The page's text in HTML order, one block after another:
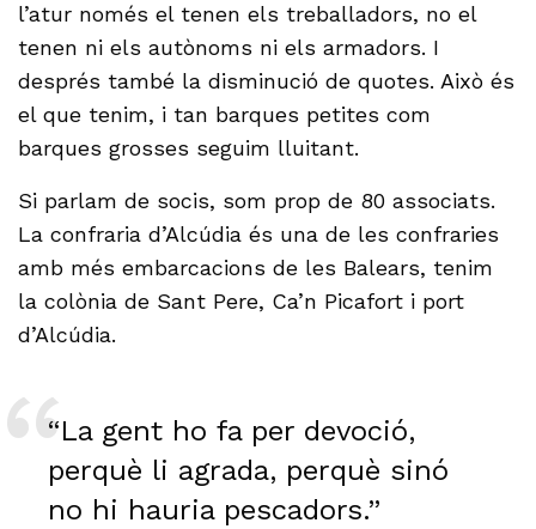
l’atur només el tenen els treballadors, no el
tenen ni els autònoms ni els armadors. I
després també la disminució de quotes. Això és
el que tenim, i tan barques petites com
barques grosses seguim lluitant.
Si parlam de socis, som prop de 80 associats.
La confraria d’Alcúdia és una de les confraries
amb més embarcacions de les Balears, tenim
la colònia de Sant Pere, Ca’n Picafort i port
d’Alcúdia.
“La gent ho fa per devoció,
perquè li agrada, perquè sinó
no hi hauria pescadors.”